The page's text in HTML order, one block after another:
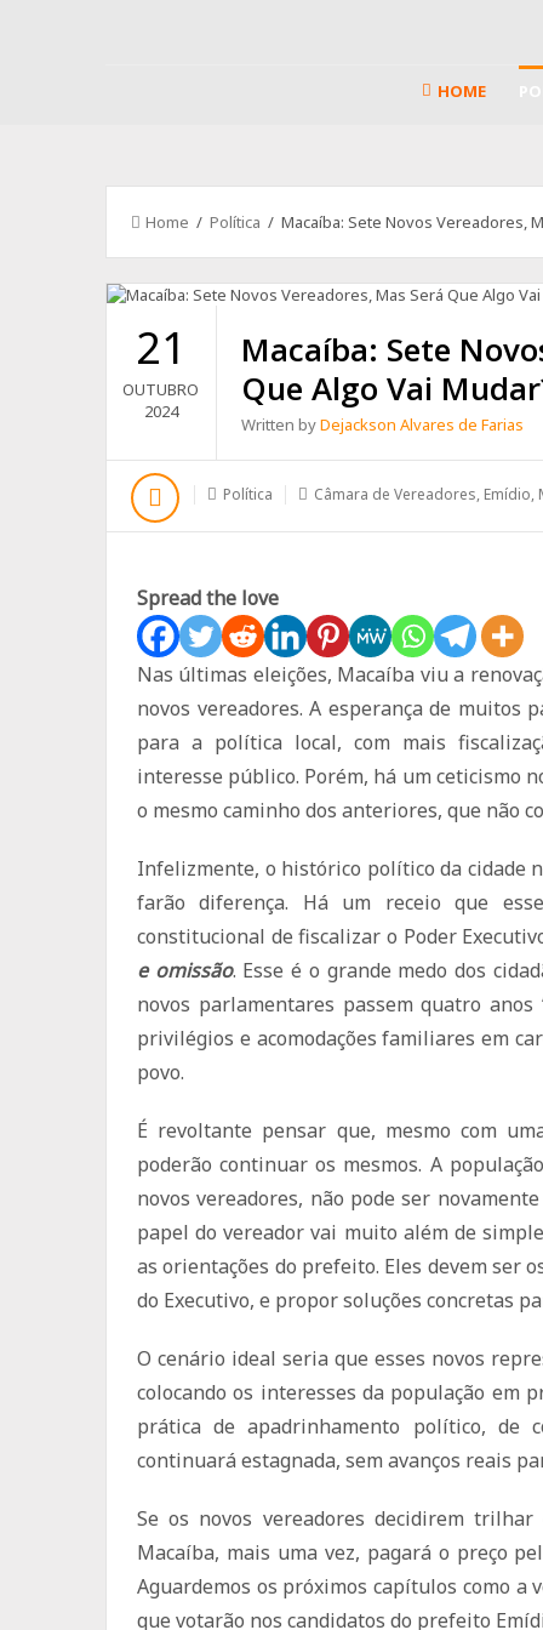
HOME
Home / Política / Macaíba: Sete Novos Vereadores,
21
OUTUBRO
2024
Macaíba: Sete
Que Algo Vai
Written byDejackson Alvares de Farias
Política Câmara de Vereadores, Emídio,
Spread the love
Nas últimas eleições, Macaíba viu a
novos vereadores. A esperança de muitos
para a política local, com mais
interesse público. Porém, há um ceticismo
o mesmo caminho dos anteriores, que não
Infelizmente, o histórico político da cidade
farão diferença. Há um receio que
constitucional de fiscalizar o Poder
e omissão. Esse é o grande medo dos
novos parlamentares passem quatro
privilégios e acomodações familiares em
povo.
É revoltante pensar que, mesmo com
poderão continuar os mesmos. A
novos vereadores, não pode ser
papel do vereador vai muito além de
as orientações do prefeito. Eles devem ser
do Executivo, e propor soluções concretas
O cenário ideal seria que esses novos
colocando os interesses da população em
prática de apadrinhamento político, de
continuará estagnada, sem avanços reais
Se os novos vereadores decidirem
Macaíba, mais uma vez, pagará o preço
Aguardemos os próximos capítulos como
que votarão nos candidatos do prefeito